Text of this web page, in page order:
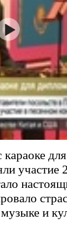
участие
и